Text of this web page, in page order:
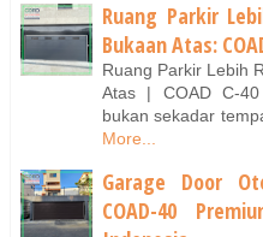
Ruang Parkir
Bukaan Atas:
Ruang Parkir Lebih
Atas | COAD C-
bukan sekadar
More...
Garage Door
COAD-40